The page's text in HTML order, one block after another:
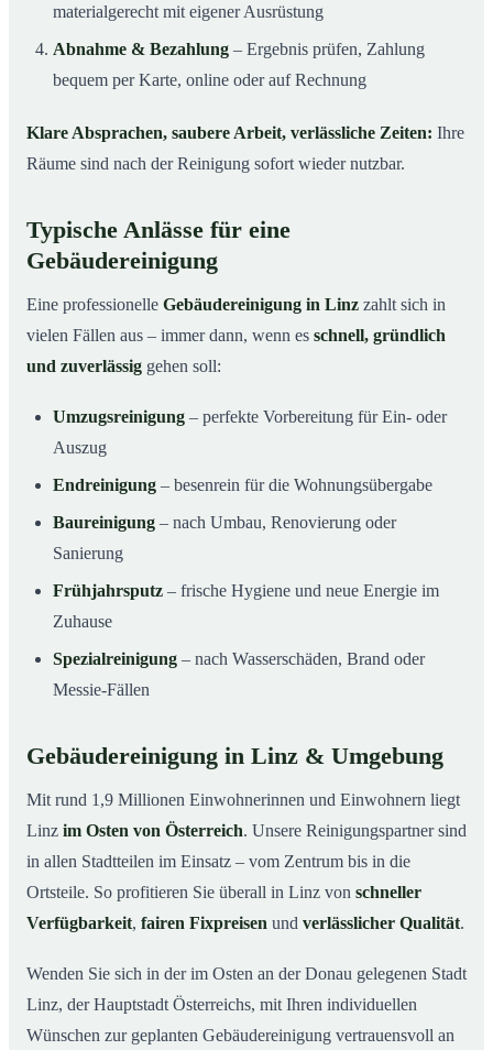
materialgerecht mit eigener Ausrüstung
Abnahme & Bezahlung – Ergebnis prüfen, Zahlung
bequem per Karte, online oder auf Rechnung
Klare Absprachen, saubere Arbeit, verlässliche Zeiten: Ihre
Räume sind nach der Reinigung sofort wieder nutzbar.
Typische Anlässe für eine
Gebäudereinigung
Eine professionelle Gebäudereinigung in Linz zahlt sich in
vielen Fällen aus – immer dann, wenn es schnell, gründlich
und zuverlässig gehen soll:
Umzugsreinigung – perfekte Vorbereitung für Ein- oder
Auszug
Endreinigung – besenrein für die Wohnungsübergabe
Baureinigung – nach Umbau, Renovierung oder
Sanierung
Frühjahrsputz – frische Hygiene und neue Energie im
Zuhause
Spezialreinigung – nach Wasserschäden, Brand oder
Messie-Fällen
Gebäudereinigung in Linz & Umgebung
Mit rund 1,9 Millionen Einwohnerinnen und Einwohnern liegt
Linz im Osten von Österreich. Unsere Reinigungspartner sind
in allen Stadtteilen im Einsatz – vom Zentrum bis in die
Ortsteile. So profitieren Sie überall in Linz von schneller
Verfügbarkeit, fairen Fixpreisen und verlässlicher Qualität.
Wenden Sie sich in der im Osten an der Donau gelegenen Stadt
Linz, der Hauptstadt Österreichs, mit Ihren individuellen
Wünschen zur geplanten Gebäudereinigung vertrauensvoll an